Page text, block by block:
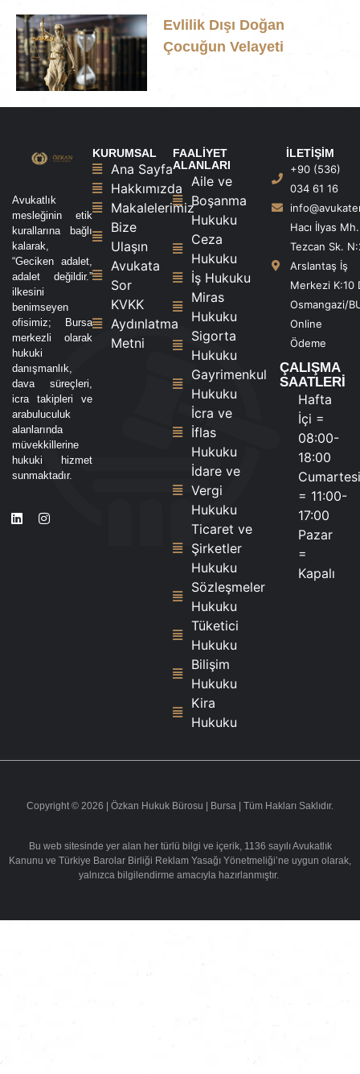
Evlilik Dışı Doğan
Çocuğun Velayeti
Avukatlık
mesleğinin etik
kurallarına bağlı
kalarak,
“Geciken adalet,
adalet değildir.”
ilkesini
benimseyen
ofisimiz; Bursa
merkezli olarak
hukuki
danışmanlık,
dava süreçleri,
icra takipleri ve
arabuluculuk
alanlarında
müvekkillerine
hukuki hizmet
sunmaktadır.
KURUMSAL
Ana Sayfa
Hakkımızda
Makalelerimiz
Bize
Ulaşın
Avukata
Sor
KVKK
Aydınlatma
Metni
FAALİYET
ALANLARI
Aile ve
Boşanma
Hukuku
Ceza
Hukuku
İş Hukuku
Miras
Hukuku
Sigorta
Hukuku
Gayrimenkul
Hukuku
İcra ve
İflas
Hukuku
İdare ve
Vergi
Hukuku
Ticaret ve
Şirketler
Hukuku
Sözleşmeler
Hukuku
Tüketici
Hukuku
Bilişim
Hukuku
Kira
Hukuku
İLETİŞİM
+90 (536)
034 61 16
Hacı İlyas
Tezcan Sk.
Arslantaş İş
Merkezi K:10
Osmangazi/
Online
Ödeme
ÇALIŞMA
SAATLERİ
Hafta
İçi =
08:00-
18:00
Cumartesi
= 11:00-
17:00
Pazar
=
Kapalı
Copyright © 2026 | Özkan Hukuk Bürosu | Bursa | Tüm Hakları Saklıdır.
Bu web sitesinde yer alan her türlü bilgi ve içerik, 1136 sayılı Avukatlık
Kanunu ve Türkiye Barolar Birliği Reklam Yasağı Yönetmeliği’ne uygun olarak,
yalnızca bilgilendirme amacıyla hazırlanmıştır.